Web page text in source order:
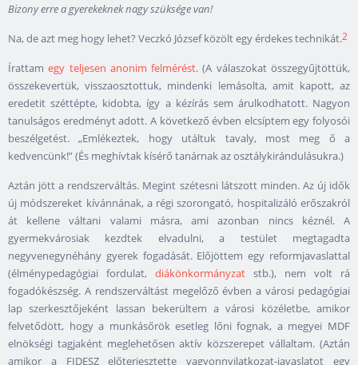
Bizony erre a gyerekeknek nagy szüksége van!
Na, de azt meg hogy lehet? Veczkó József közölt egy érdekes technikát.2
Írattamegy teljesen anonim felmérést. (A válaszokat összegyűjtöttük,
összekevertük, visszaosztottuk, mindenki lemásolta, amit kapott, az
eredetit széttépte, kidobta, így a kézírás sem árulkodhatott. Nagyon
tanulságos eredményt adott. A következő évben elcsíptem egy folyosói
beszélgetést. „Emlékeztek, hogy utáltuk tavaly, most meg ő a
kedvencünk!” (És meghívtak kísérő tanárnak az osztálykirándulásukra.)
Aztán jött a rendszerváltás. Megint szétesni látszott minden. Az új idők
új módszereket kívánnának, a régi szorongató, hospitalizáló erőszakról
át kellene váltani valami másra, ami azonban nincs kéznél. A
gyermekvárosiak kezdtek elvadulni, a testület megtagadta
negyvenegynéhány gyerek fogadását. Előjöttem egy reformjavaslattal
(élménypedagógiai fordulat, diákönkormányzat stb.), nem volt rá
fogadókészség. A rendszerváltást megelőző évben a városi pedagógiai
lap szerkesztőjeként lassan bekerültem a városi közéletbe, amikor
felvetődött, hogy a munkásőrök esetleg lőni fognak, a megyei MDF
elnökségi tagjaként meglehetősen aktív közszerepet vállaltam. (Aztán
amikor a FIDESZ előterjesztette vagyonnyilatkozat-javaslatot egy